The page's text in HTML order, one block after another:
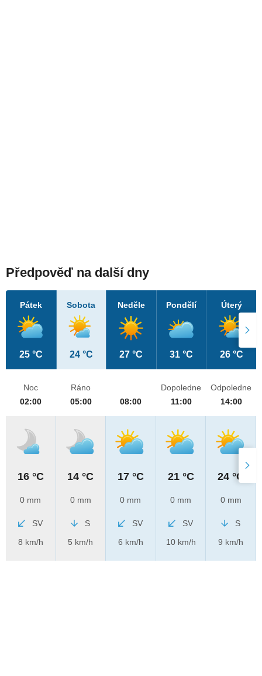
Předpověď na další dny
Pátek
25 °C
Sobota
24 °C
Neděle
27 °C
Pondělí
31 °C
Úterý
26 °C
Noc
02:00
16 °C
0 mm
SV
8 km/h
Ráno
05:00
14 °C
0 mm
S
5 km/h
08:00
17 °C
0 mm
SV
6 km/h
Dopoledne
11:00
21 °C
0 mm
SV
10 km/h
Odpoledne
14:00
24 °C
0 mm
S
9 km/h